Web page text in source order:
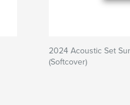
2024 Acoustic Set
(Softcover)